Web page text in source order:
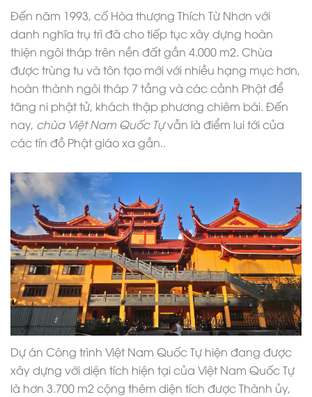
Đến năm 1993, cố Hòa thượng Thích Từ Nhơn với
danh nghĩa trụ trì đã cho tiếp tục xây dựng hoàn
thiện ngôi tháp trên nền đất gần 4.000 m2. Chùa
được trùng tu và tôn tạo mới với nhiều hạng mục hơn,
hoàn thành ngôi tháp 7 tầng và các cảnh Phật để
tăng ni phật tử, khách thập phương chiêm bái. Đến
nay, chùa Việt Nam Quốc Tựvẫn là điểm lui tới của
các tín đồ Phật giáo xa gần..
Dự án Công trình Việt Nam Quốc Tự hiện đang được
xây dựng với diện tích hiện tại của Việt Nam Quốc Tự
là hơn 3.700 m2 cộng thêm diện tích được Thành ủy,